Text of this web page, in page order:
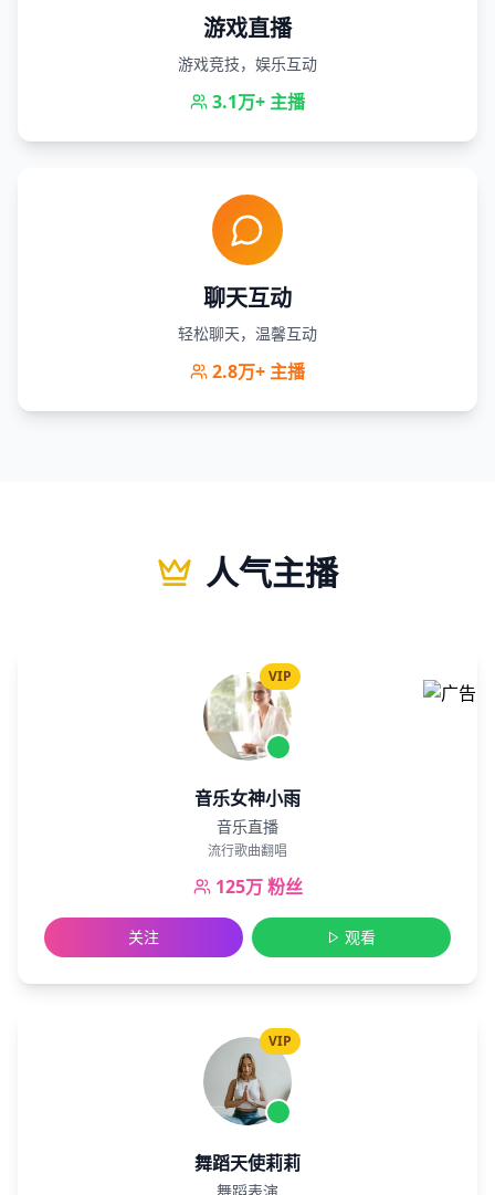
游戏直播
游戏竞技，娱乐互动
3.1万+ 主播
聊天互动
轻松聊天，温馨互动
2.8万+ 主播
人气主播
VIP
音乐女神小雨
音乐直播
流行歌曲翻唱
125万粉丝
关注 观看
VIP
舞蹈天使莉莉